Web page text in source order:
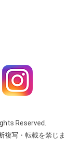
Reserved.
複写・転載を禁じま